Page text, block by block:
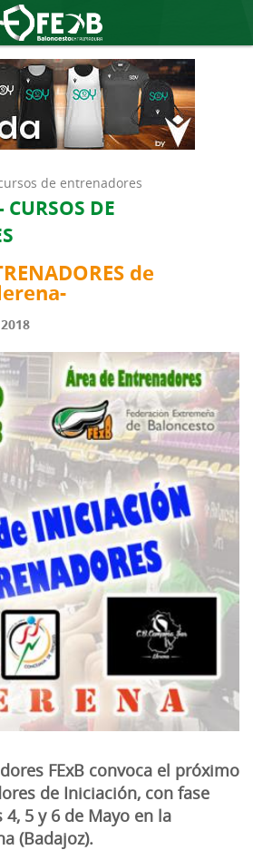
de entrenadores
CURSOS DE
de
FExB convoca el próximo
de Iniciación, con fase
5 y 6 de Mayo en la
(Badajoz).